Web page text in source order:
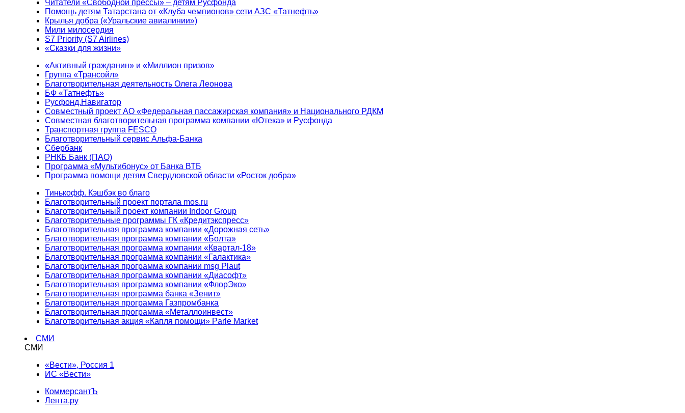
Читатели «Свободной прессы» – детям Русфонда
Помощь детям Татарстана от «Клуба чемпионов» сети АЗС «Татнефть»
Крылья добра («Уральские авиалинии»)
Мили милосердия
S7 Priority (S7 Airlines)
«Сказки для жизни»
«Активный гражданин» и «Миллион призов»
Группа «Трансойл»
Благотворительная деятельность Олега Леонова
БФ «Татнефть»
Русфонд.Навигатор
Совместный проект АО «Федеральная пассажирская компания» и Национального РДКМ
Совместная благотворительная программа компании «Ютека» и Русфонда
Транспортная группа FESCO
Благотворительный сервис Альфа-Банка
Сбербанк
РНКБ Банк (ПАО)
Программа «Мультибонус» от Банка ВТБ
Программа помощи детям Свердловской области «Росток добра»
Тинькофф. Кэшбэк во благо
Благотворительный проект портала mos.ru
Благотворительный проект компании Indoor Group
Благотворительные программы ГК «Кредитэкспресс»
Благотворительная программа компании «Дорожная сеть»
Благотворительная программа компании «Болта»
Благотворительная программа компании «Квартал-18»
Благотворительная программа компании «Галактика»
Благотворительная программа компании msg Plaut
Благотворительная программа компании «Диасофт»
Благотворительная программа компании «ФлорЭко»
Благотворительная программа банка «Зенит»
Благотворительная программа Газпромбанка
Благотворительная программа «Металлоинвест»
Благотворительная акция «Капля помощи» Parle Market
СМИ
СМИ
«Вести», Россия 1
ИС «Вести»
КоммерсантЪ
Лента.ру